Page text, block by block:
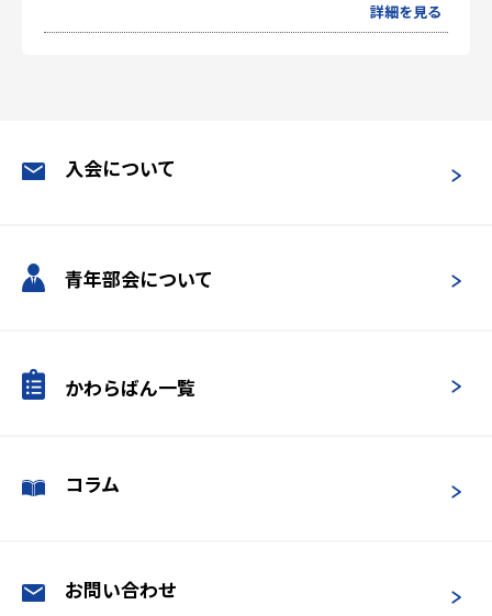
入会について
青年部会について
かわらばん一覧
コラム
お問い合わせ
詳細を見る